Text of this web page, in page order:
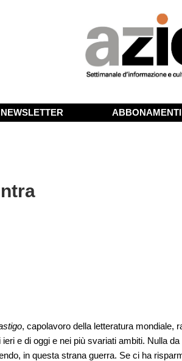
NEWSLETTER ABBONAMENTI
, capolavoro della letteratura mondiale,
e di oggi e nei più svariati ambiti. Nulla
in questa strana guerra. Se ci ha